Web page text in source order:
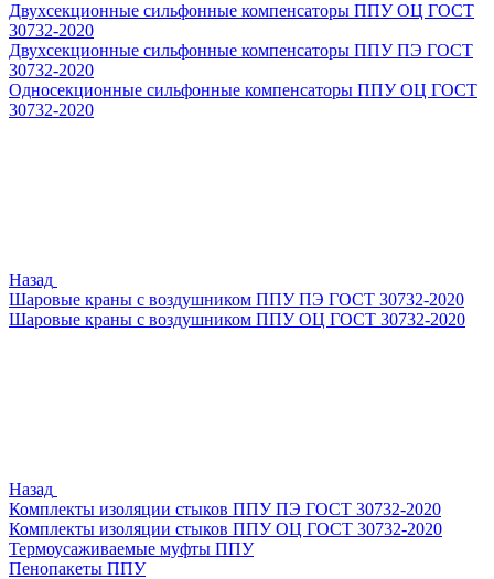
Двухсекционные сильфонные компенсаторы ППУ ОЦ ГОСТ
30732-2020
Двухсекционные сильфонные компенсаторы ППУ ПЭ ГОСТ
30732-2020
Односекционные сильфонные компенсаторы ППУ ОЦ ГОСТ
30732-2020
Назад
Шаровые краны с воздушником ППУ ПЭ ГОСТ 30732-2020
Шаровые краны с воздушником ППУ ОЦ ГОСТ 30732-2020
Назад
Комплекты изоляции стыков ППУ ПЭ ГОСТ 30732-2020
Комплекты изоляции стыков ППУ ОЦ ГОСТ 30732-2020
Термоусаживаемые муфты ППУ
Пенопакеты ППУ